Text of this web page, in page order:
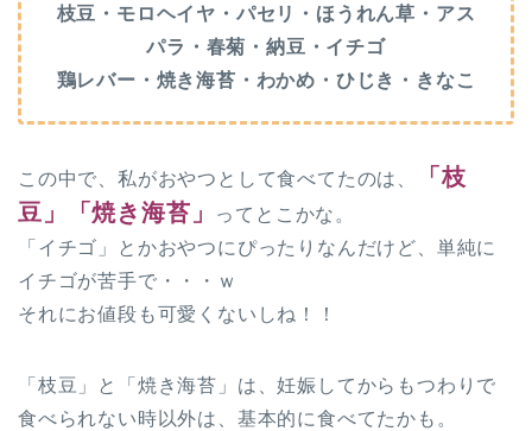
枝豆・モロヘイヤ・パセリ・ほうれん草・アス
パラ・春菊・納豆・イチゴ
鶏レバー・焼き海苔・わかめ・ひじき・きなこ
この中で、私がおやつとして食べてたのは、
「枝
豆」「焼き海苔」
ってとこかな。
「イチゴ」とかおやつにぴったりなんだけど、単純に
イチゴが苦手で・・・ｗ
それにお値段も可愛くないしね！！
「枝豆」と「焼き海苔」は、妊娠してからもつわりで
食べられない時以外は、基本的に食べてたかも。